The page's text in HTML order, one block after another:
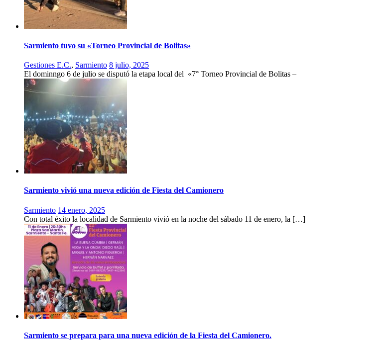
Sarmiento tuvo su «Torneo Provincial de Bolitas»
Gestiones E.C., Sarmiento 8 julio, 2025
El dominngo 6 de julio se disputó la etapa local del «7° Torneo Provincial de Bolitas –
Sarmiento vivió una nueva edición de Fiesta del Camionero
Sarmiento 14 enero, 2025
Con total éxito la localidad de Sarmiento vivió en la noche del sábado 11 de enero, la […]
Sarmiento se prepara para una nueva edición de la Fiesta del Camionero.